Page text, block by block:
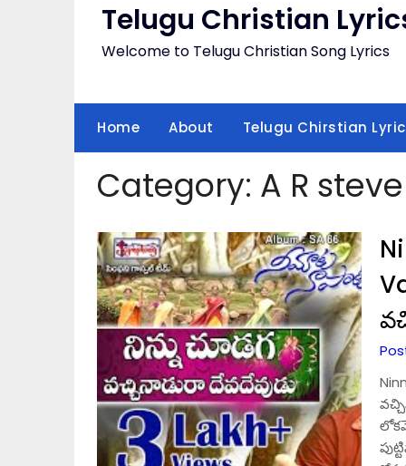
Telugu Christian
Welcome to Telugu Christian Song Lyrics
Home About Telugu Chirstian
Category: A R